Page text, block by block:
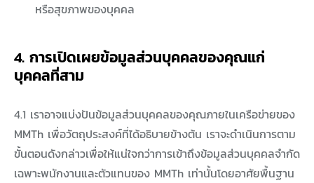
หรือสุขภาพของบุคคล
4. การเปิดเผยข้อมูลส่วนบุคคลของคุณแก่
บุคคลที่สาม
4.1 เราอาจแบ่งปันข้อมูลส่วนบุคคลของคุณภายในเครือข่ายของ
MMTh เพื่อวัตถุประสงค์ที่ได้อธิบายข้างต้น เราจะดำเนินการตาม
ขั้นตอนดังกล่าวเพื่อให้แน่ใจกว่าการเข้าถึงข้อมูลส่วนบุคคลจำกัด
เฉพาะพนักงานและตัวแทนของ MMTh เท่านั้นโดยอาศัยพื้นฐาน